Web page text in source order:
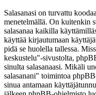
Salasanasi on turvattu
menetelmällä. On kuitenkin
salasanaa kaikilla
käyttää kirjautumaan
pidä se huolella tallessa.
keskustelu"-sivustolta,
sinulta salasanaasi. Mikäli
salasanani" toimintoa
sinua antamaan